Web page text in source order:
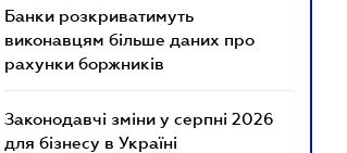
Банки розкриватимуть
виконавцям більше даних про
рахунки боржників
Законодавчі зміни у серпні 2026
для бізнесу в Україні